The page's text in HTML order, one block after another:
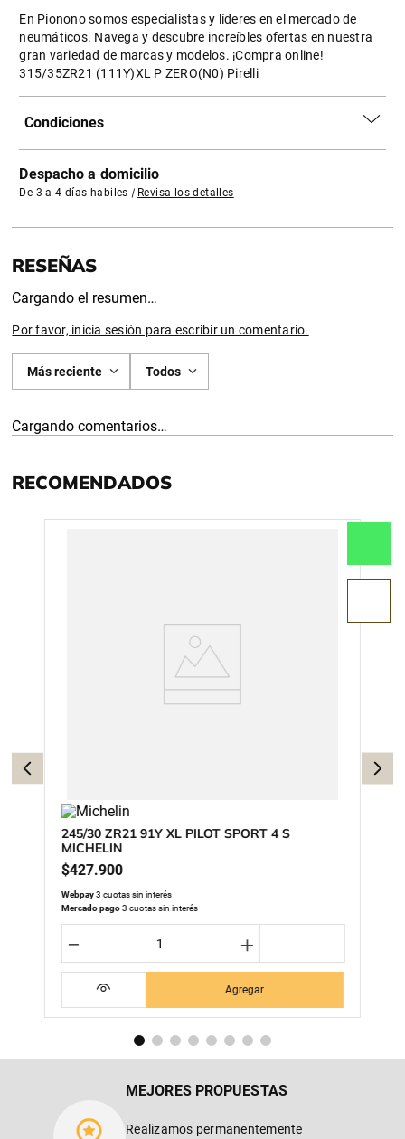
En Pionono somos especialistas y líderes en el mercado de
neumáticos. Navega y descubre increíbles ofertas en nuestra
gran variedad de marcas y modelos. ¡Compra online!
315/35ZR21 (111Y)XL P ZERO(N0) Pirelli
Condiciones
Despacho a domicilio
De 3 a 4 días habiles | Revisa los detalles
Cargando el resumen…
Por favor, inicia sesión para escribir un comentario.
Más reciente Todos
Cargando comentarios…
RECOMENDADOS
245/30 ZR21 91Y XL PILOT SPORT 4 S
MICHELIN
$427.900
Webpay3 cuotas sin interés
Mercado pago3 cuotas sin interés
＋
－
Agregar
MEJORES PROPUESTAS
Realizamos permanentemente